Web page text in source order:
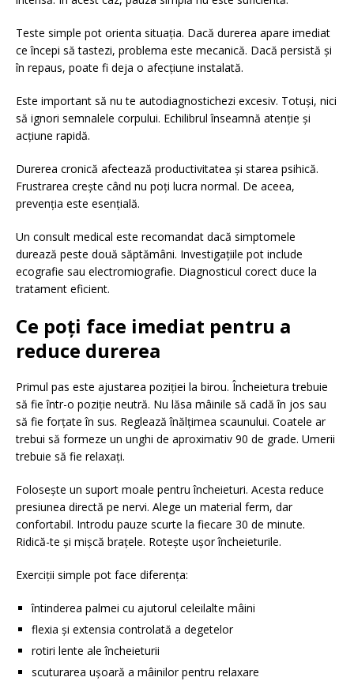
Teste simple pot orienta situația. Dacă durerea apare imediat
ce începi să tastezi, problema este mecanică. Dacă persistă și
în repaus, poate fi deja o afecțiune instalată.
Este important să nu te autodiagnostichezi excesiv. Totuși, nici
să ignori semnalele corpului. Echilibrul înseamnă atenție și
acțiune rapidă.
Durerea cronică afectează productivitatea și starea psihică.
Frustrarea crește când nu poți lucra normal. De aceea,
prevenția este esențială.
Un consult medical este recomandat dacă simptomele
durează peste două săptămâni. Investigațiile pot include
ecografie sau electromiografie. Diagnosticul corect duce la
tratament eficient.
Ce poți face imediat pentru a
reduce durerea
Primul pas este ajustarea poziției la birou. Încheietura trebuie
să fie într-o poziție neutră. Nu lăsa mâinile să cadă în jos sau
să fie forțate în sus. Reglează înălțimea scaunului. Coatele ar
trebui să formeze un unghi de aproximativ 90 de grade. Umerii
trebuie să fie relaxați.
Folosește un suport moale pentru încheieturi. Acesta reduce
presiunea directă pe nervi. Alege un material ferm, dar
confortabil. Introdu pauze scurte la fiecare 30 de minute.
Ridică-te și mișcă brațele. Rotește ușor încheieturile.
Exerciții simple pot face diferența:
întinderea palmei cu ajutorul celeilalte mâini
flexia și extensia controlată a degetelor
rotiri lente ale încheieturii
scuturarea ușoară a mâinilor pentru relaxare